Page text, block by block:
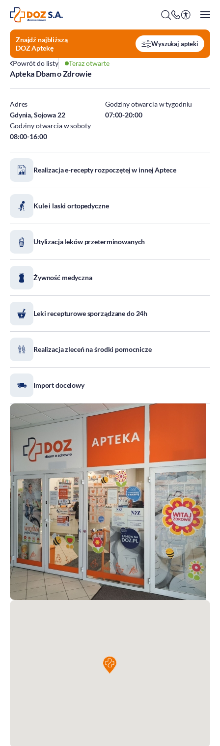
O firmie
Praca w Centrali
ESG
Środowisko
Społeczeństwo
Standardy Ochrony Małoletnich
Tradycja aptekarstwa
Kodeks Etyki
Do pobrania
Dla akcjonariuszy
Znajdź najbliższą
DOZ Aptekę
Wyszukaj apteki
Powrót do listy Teraz otwarte
Apteka Dbam o Zdrowie
Adres
Gdynia, Sojowa 22
Godziny otwarcia w tygodniu
07:00-20:00
Godziny otwarcia w soboty
08:00-16:00
Realizacja e-recepty rozpoczętej w innej Aptece
Kule i laski ortopedyczne
Utylizacja leków przeterminowanych
Żywność medyczna
Leki recepturowe sporządzane do 24h
Realizacja zleceń na środki pomocnicze
Import docelowy